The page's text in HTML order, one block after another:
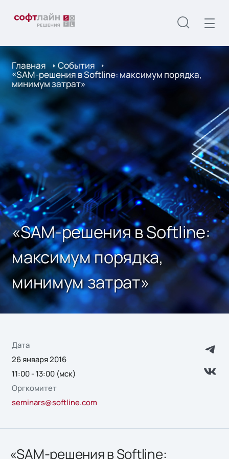
Главная События
«SAM-решения в Softline: максимум порядка,
минимум затрат»
«SAM-решения в Softline:
максимум порядка,
минимум затрат»
Дата
26 января 2016
11:00 - 13:00 (мск)
Оргкомитет
seminars@softline.com
«SAM-решения в Softline: